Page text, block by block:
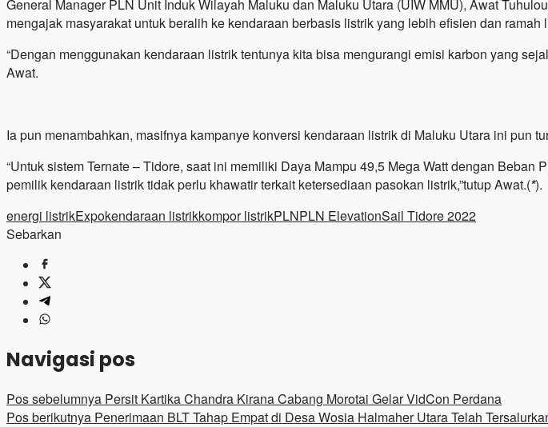
General Manager PLN Unit Induk Wilayah Maluku dan Maluku Utara (UIW MMU), Awat
mengajak masyarakat untuk beralih ke kendaraan berbasis listrik yang lebih efisien dan ramah
“Dengan menggunakan kendaraan listrik tentunya kita bisa mengurangi emisi karbon yang
Awat.
Ia pun menambahkan, masifnya kampanye konversi kendaraan listrik di Maluku Utara ini pun
“Untuk sistem Ternate – Tidore, saat ini memiliki Daya Mampu 49,5 Mega Watt dengan
pemilik kendaraan listrik tidak perlu khawatir terkait ketersediaan pasokan listrik,”tutup Awat.(*).
energi listrikExpokendaraan listrikkompor listrikPLNPLN ElevationSail Tidore 2022
Sebarkan
Navigasi pos
Pos sebelumnya Persit Kartika Chandra Kirana Cabang Morotai Gelar VidCon Perdana
Pos berikutnya Penerimaan BLT Tahap Empat di Desa Wosia Halmaher Utara Telah